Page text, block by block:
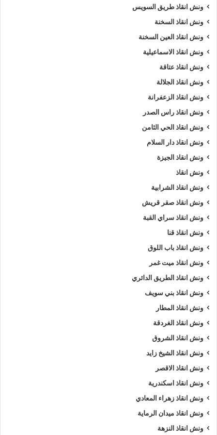
ونش انقاذ طريق السويس
ونش انقاذ السخنة
ونش انقاذ العين السخنة
ونش انقاذ الاسماعيلية
ونش انقاذ عتاقة
ونش انقاذ الجلالة
ونش انقاذ الزعفرانة
ونش انقاذ راس الصدر
ونش انقاذ الحي الثامن
ونش انقاذ دار السلام
ونش انقاذ الجيزة
ونش انقاذ
ونش انقاذ الشرابية
ونش انقاذ صقر قريش
ونش انقاذ سراي القبة
ونش انقاذ قنا
ونش انقاذ باب اللوق
ونش انقاذ ميت غمر
ونش انقاذ الطريق الدائري
ونش انقاذ بني سويف
ونش انقاذ المطار
ونش انقاذ الغردقة
ونش انقاذ الشروق
ونش انقاذ الشيخ زايد
ونش انقاذ الاقصر
ونش انقاذ اسكندرية
ونش انقاذ زهراء المعادي
ونش انقاذ ميدان الرماية
ونش انقاذ النزهة